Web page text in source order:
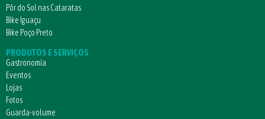
Pôr do Sol nas Cataratas
Bike Iguaçu
Bike Poço Preto
PRODUTOS E SERVIÇOS
Gastronomia
Eventos
Lojas
Fotos
Guarda-volume